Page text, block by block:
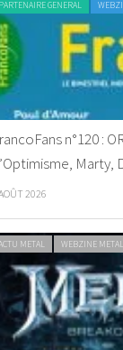
GENERAL
n°120 :
2026
METAL WEBZINE METAL